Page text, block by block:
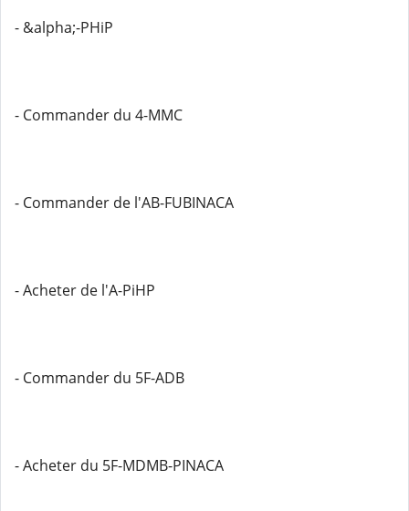
- &alpha;-PHiP
- Commander du 4-MMC
- Commander de l'AB-FUBINACA
- Acheter de l'A-PiHP
- Commander du 5F-ADB
- Acheter du 5F-MDMB-PINACA